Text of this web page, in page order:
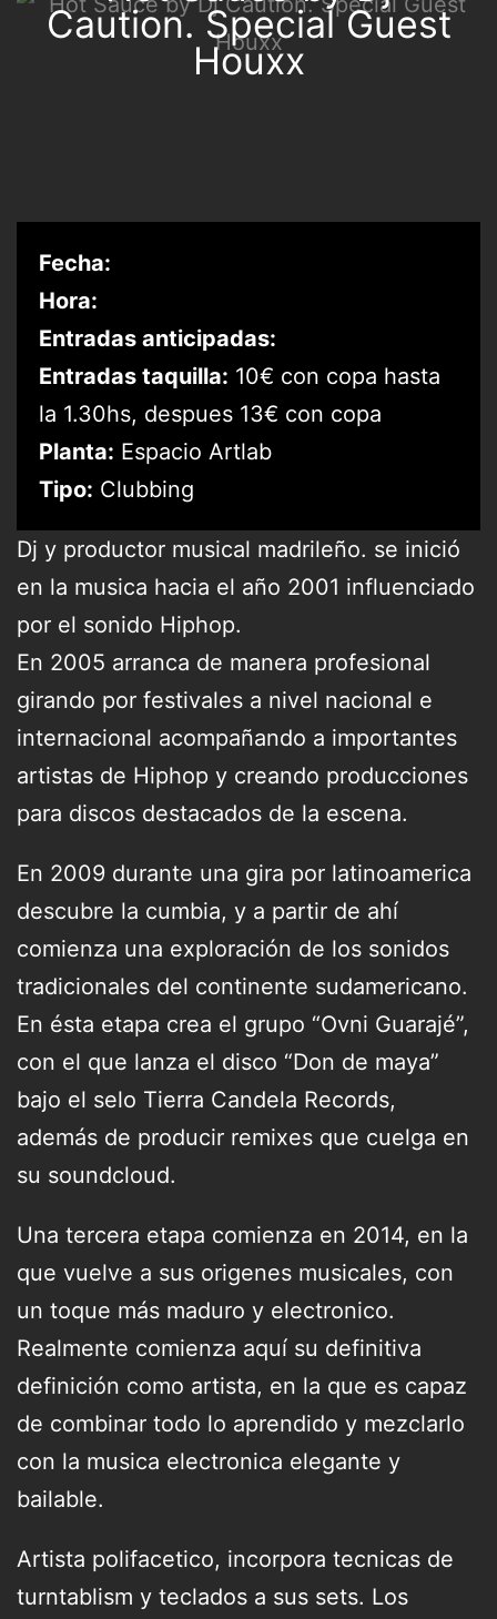
Caution. Special Guest
Houxx
Fecha:
Hora:
Entradas anticipadas:
Entradas taquilla: 10€ con copa hasta
la 1.30hs, despues 13€ con copa
Planta: Espacio Artlab
Tipo: Clubbing
Dj y productor musical madrileño. se inició
en la musica hacia el año 2001 influenciado
por el sonido Hiphop.
En 2005 arranca de manera profesional
girando por festivales a nivel nacional e
internacional acompañando a importantes
artistas de Hiphop y creando producciones
para discos destacados de la escena.
En 2009 durante una gira por latinoamerica
descubre la cumbia, y a partir de ahí
comienza una exploración de los sonidos
tradicionales del continente sudamericano.
En ésta etapa crea el grupo “Ovni Guarajé”,
con el que lanza el disco “Don de maya”
bajo el selo Tierra Candela Records,
además de producir remixes que cuelga en
su soundcloud.
Una tercera etapa comienza en 2014, en la
que vuelve a sus origenes musicales, con
un toque más maduro y electronico.
Realmente comienza aquí su definitiva
definición como artista, en la que es capaz
de combinar todo lo aprendido y mezclarlo
con la musica electronica elegante y
bailable.
Artista polifacetico, incorpora tecnicas de
turntablism y teclados a sus sets. Los